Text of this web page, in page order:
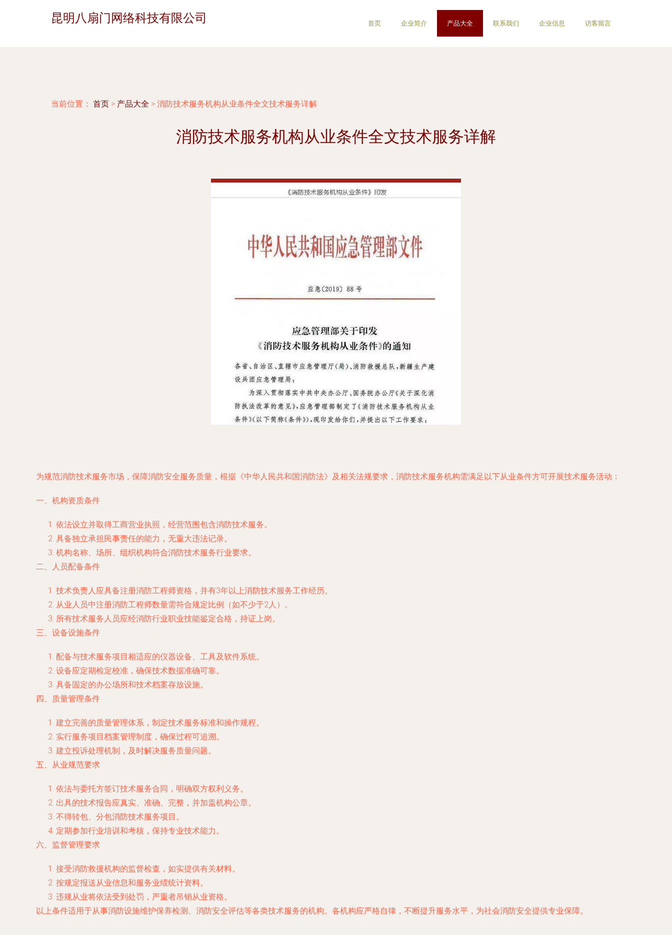
昆明八扇门网络科技有限公司 首页 企业简介 产品大全 联系我们 企业信息 访客留言
当前位置： 首页 > 产品大全 > 消防技术服务机构从业条件全文技术服务详解
消防技术服务机构从业条件全文技术服务详解
为规范消防技术服务市场，保障消防安全服务质量，根据《中华人民共和国消防法》及相关法规要求，消防技术服务机构需满足以下从业条件方可开展技术服务活动：
一、机构资质条件
依法设立并取得工商营业执照，经营范围包含消防技术服务。
具备独立承担民事责任的能力，无重大违法记录。
机构名称、场所、组织机构符合消防技术服务行业要求。
二、人员配备条件
技术负责人应具备注册消防工程师资格，并有3年以上消防技术服务工作经历。
从业人员中注册消防工程师数量需符合规定比例（如不少于2人）。
所有技术服务人员应经消防行业职业技能鉴定合格，持证上岗。
三、设备设施条件
配备与技术服务项目相适应的仪器设备、工具及软件系统。
设备应定期检定校准，确保技术数据准确可靠。
具备固定的办公场所和技术档案存放设施。
四、质量管理条件
建立完善的质量管理体系，制定技术服务标准和操作规程。
实行服务项目档案管理制度，确保过程可追溯。
建立投诉处理机制，及时解决服务质量问题。
五、从业规范要求
依法与委托方签订技术服务合同，明确双方权利义务。
出具的技术报告应真实、准确、完整，并加盖机构公章。
不得转包、分包消防技术服务项目。
定期参加行业培训和考核，保持专业技术能力。
六、监督管理要求
接受消防救援机构的监督检查，如实提供有关材料。
按规定报送从业信息和服务业绩统计资料。
违规从业将依法受到处罚，严重者吊销从业资格。
以上条件适用于从事消防设施维护保养检测、消防安全评估等各类技术服务的机构。各机构应严格自律，不断提升服务水平，为社会消防安全提供专业保障。